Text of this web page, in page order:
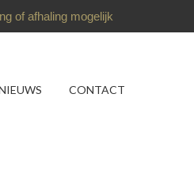
of afhaling mogelijk
CONTACT